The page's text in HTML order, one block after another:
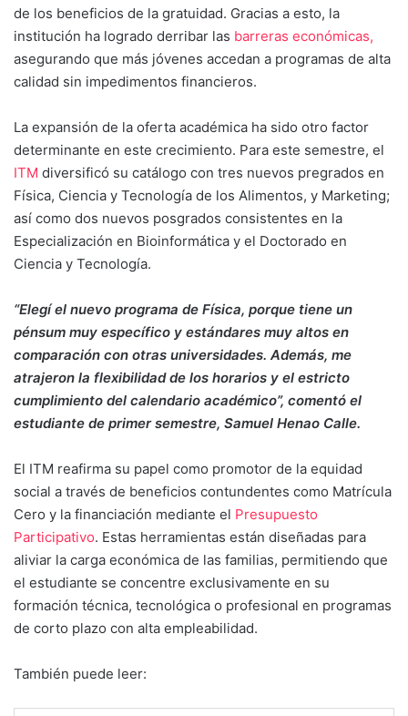
de los beneficios de la gratuidad. Gracias a esto, la
institución ha logrado derribar las barreras económicas,
asegurando que más jóvenes accedan a programas de alta
calidad sin impedimentos financieros.
La expansión de la oferta académica ha sido otro factor
determinante en este crecimiento. Para este semestre, el
ITM diversificó su catálogo con tres nuevos pregrados en
Física, Ciencia y Tecnología de los Alimentos, y Marketing;
así como dos nuevos posgrados consistentes en la
Especialización en Bioinformática y el Doctorado en
Ciencia y Tecnología.
“Elegí el nuevo programa de Física, porque tiene un
pénsum muy específico y estándares muy altos en
comparación con otras universidades. Además, me
atrajeron la flexibilidad de los horarios y el estricto
cumplimiento del calendario académico”, comentó el
estudiante de primer semestre, Samuel Henao Calle.
El ITM reafirma su papel como promotor de la equidad
social a través de beneficios contundentes como Matrícula
Cero y la financiación mediante el Presupuesto
Participativo. Estas herramientas están diseñadas para
aliviar la carga económica de las familias, permitiendo que
el estudiante se concentre exclusivamente en su
formación técnica, tecnológica o profesional en programas
de corto plazo con alta empleabilidad.
También puede leer: